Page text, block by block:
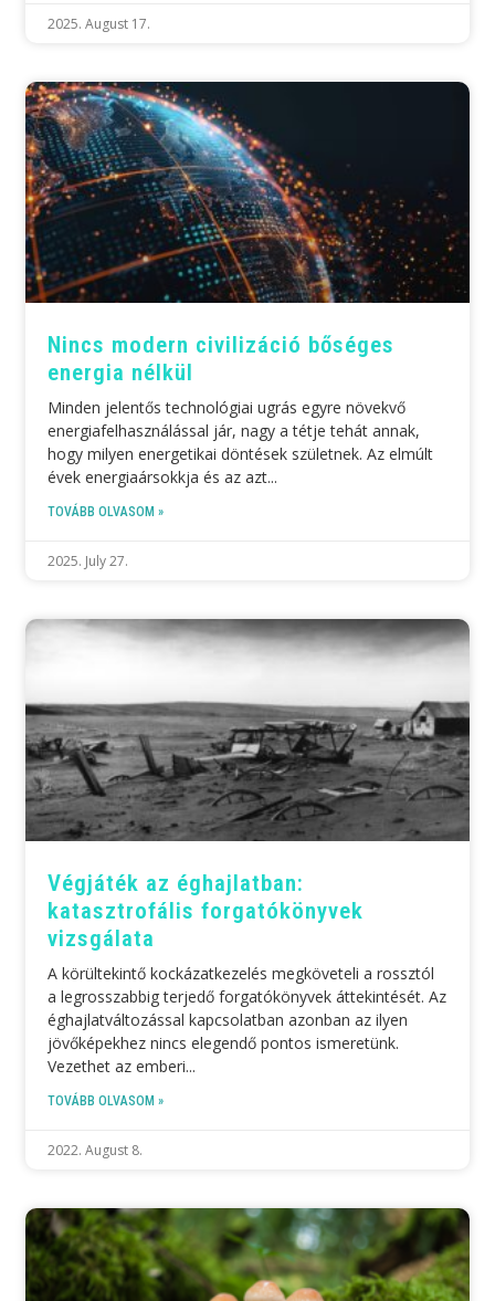
2025. August 17.
Nincs modern civilizáció bőséges
energia nélkül
Minden jelentős technológiai ugrás egyre növekvő
energiafelhasználással jár, nagy a tétje tehát annak,
hogy milyen energetikai döntések születnek. Az elmúlt
évek energiaársokkja és az azt
TOVÁBB OLVASOM »
2025. July 27.
Végjáték az éghajlatban:
katasztrofális forgatókönyvek
vizsgálata
A körültekintő kockázatkezelés megköveteli a rossztól
a legrosszabbig terjedő forgatókönyvek áttekintését. Az
éghajlatváltozással kapcsolatban azonban az ilyen
jövőképekhez nincs elegendő pontos ismeretünk.
Vezethet az emberi
TOVÁBB OLVASOM »
2022. August 8.